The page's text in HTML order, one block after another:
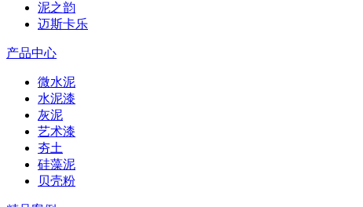
泥之韵
迈斯卡乐
产品中心
微水泥
水泥漆
灰泥
艺术漆
夯土
硅藻泥
贝壳粉